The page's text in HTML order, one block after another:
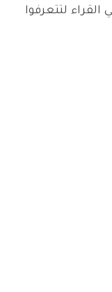
القراء لتتعرفوا